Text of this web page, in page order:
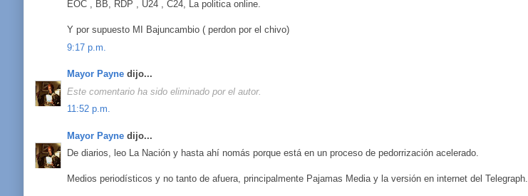
EOC , BB, RDP , U24 , C24, La politica online.
Y por supuesto MI Bajuncambio ( perdon por el chivo)
9:17 p.m.
Mayor Payne dijo...
Este comentario ha sido eliminado por el autor.
11:52 p.m.
Mayor Payne dijo...
De diarios, leo La Nación y hasta ahí nomás porque está en un proceso de pedorrización acelerado.
Medios periodísticos y no tanto de afuera, principalmente Pajamas Media y la versión en internet del Telegraph.